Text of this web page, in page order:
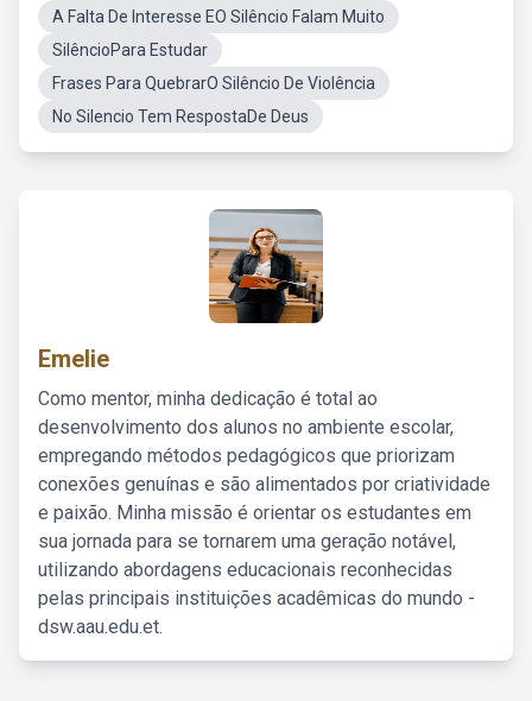
A Falta De Interesse EO Silêncio Falam Muito
SilêncioPara Estudar
Frases Para QuebrarO Silêncio De Violência
No Silencio Tem RespostaDe Deus
Emelie
Como mentor, minha dedicação é total ao
desenvolvimento dos alunos no ambiente escolar,
empregando métodos pedagógicos que priorizam
conexões genuínas e são alimentados por criatividade
e paixão. Minha missão é orientar os estudantes em
sua jornada para se tornarem uma geração notável,
utilizando abordagens educacionais reconhecidas
pelas principais instituições acadêmicas do mundo -
dsw.aau.edu.et.